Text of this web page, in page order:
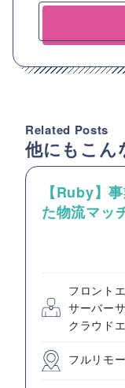
Related Posts
他にもこん
【Ruby】
た物流マッ
フロント
サーバー
クラウド
フルリモ